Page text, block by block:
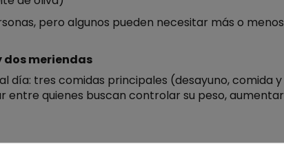
pero algunos pueden necesitar más o menos
dos meriendas
tres comidas principales (desayuno, comida y
entre quienes buscan controlar su peso, aumentar